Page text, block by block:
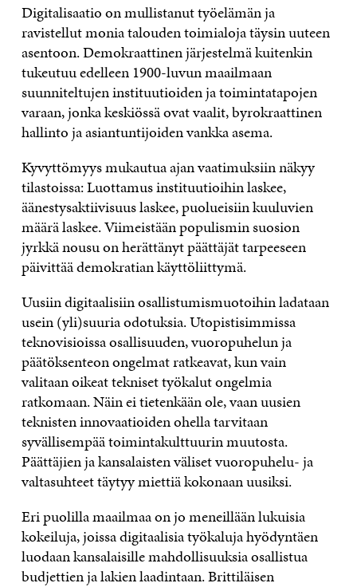
Digitalisaatio on mullistanut työelämän ja
ravistellut monia talouden toimialoja täysin uuteen
asentoon. Demokraattinen järjestelmä kuitenkin
tukeutuu edelleen 1900-luvun maailmaan
suunniteltujen instituutioiden ja toimintatapojen
varaan, jonka keskiössä ovat vaalit, byrokraattinen
hallinto ja asiantuntijoiden vankka asema.
Kyvyttömyys mukautua ajan vaatimuksiin näkyy
tilastoissa: Luottamus instituutioihin laskee,
äänestysaktiivisuus laskee, puolueisiin kuuluvien
määrä laskee. Viimeistään populismin suosion
jyrkkä nousu on herättänyt päättäjät tarpeeseen
päivittää demokratian käyttöliittymä.
Uusiin digitaalisiin osallistumismuotoihin ladataan
usein (yli)suuria odotuksia. Utopistisimmissa
teknovisioissa osallisuuden, vuoropuhelun ja
päätöksenteon ongelmat ratkeavat, kun vain
valitaan oikeat tekniset työkalut ongelmia
ratkomaan. Näin ei tietenkään ole, vaan uusien
teknisten innovaatioiden ohella tarvitaan
syvällisempää toimintakulttuurin muutosta.
Päättäjien ja kansalaisten väliset vuoropuhelu- ja
valtasuhteet täytyy miettiä kokonaan uusiksi.
Eri puolilla maailmaa on jo meneillään lukuisia
kokeiluja, joissa digitaalisia työkaluja hyödyntäen
luodaan kansalaisille mahdollisuuksia osallistua
budjettien ja lakien laadintaan. Brittiläisen